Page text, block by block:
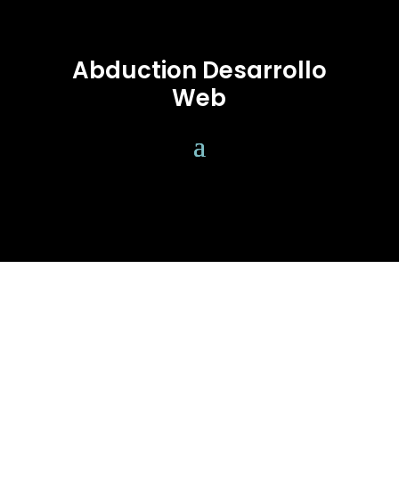
Abduction Desarrollo
Web